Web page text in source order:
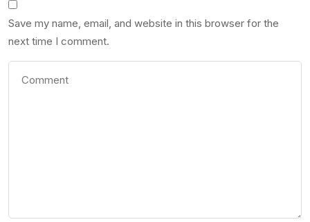
Save my name, email, and website in this browser for the
next time I comment.